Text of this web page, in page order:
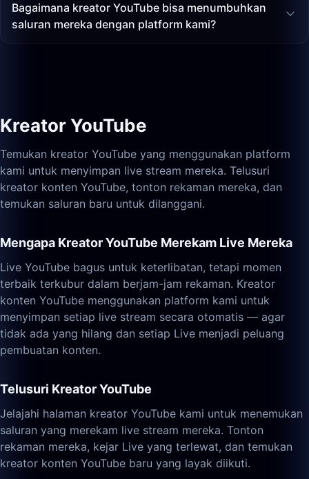
Bagaimana kreator YouTube bisa menumbuhkan
saluran mereka dengan platform kami?
Kreator YouTube
Temukan kreator YouTube yang menggunakan platform
kami untuk menyimpan live stream mereka. Telusuri
kreator konten YouTube, tonton rekaman mereka, dan
temukan saluran baru untuk dilanggani.
Mengapa Kreator YouTube Merekam Live Mereka
Live YouTube bagus untuk keterlibatan, tetapi momen
terbaik terkubur dalam berjam-jam rekaman. Kreator
konten YouTube menggunakan platform kami untuk
menyimpan setiap live stream secara otomatis — agar
tidak ada yang hilang dan setiap Live menjadi peluang
pembuatan konten.
Telusuri Kreator YouTube
Jelajahi halaman kreator YouTube kami untuk menemukan
saluran yang merekam live stream mereka. Tonton
rekaman mereka, kejar Live yang terlewat, dan temukan
kreator konten YouTube baru yang layak diikuti.